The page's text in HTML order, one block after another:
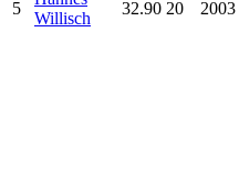
5
Willisch
32.90 20 2003